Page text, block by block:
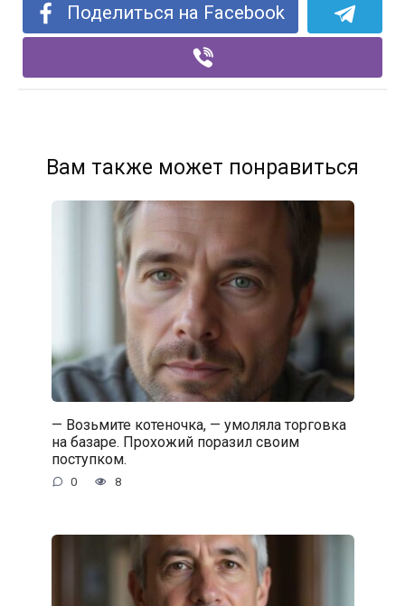
Поделиться на Facebook
Вам также может понравиться
— Возьмите котеночка, — умоляла торговка
на базаре. Прохожий поразил своим
поступком.
0 8